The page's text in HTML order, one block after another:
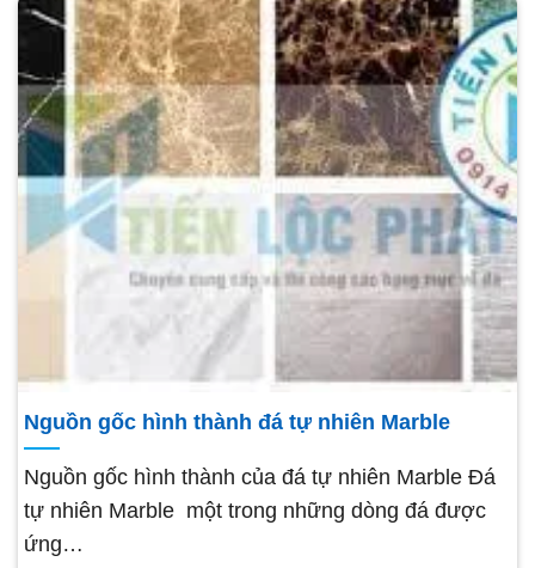
Nguồn gốc hình thành đá tự nhiên Marble
Nguồn gốc hình thành của đá tự nhiên Marble Đá
tự nhiên Marble một trong những dòng đá được
ứng…